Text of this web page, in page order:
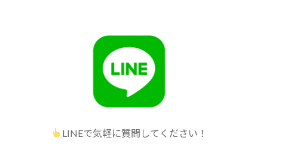
LINEで気軽に質問してください！